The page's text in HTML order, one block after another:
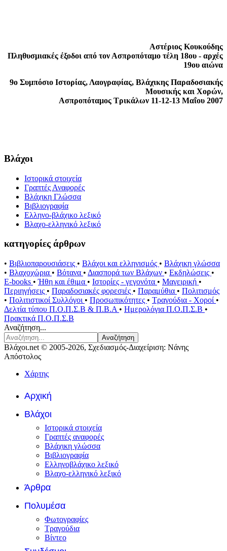
Αστέριος Κουκούδης
Πληθυσμιακές έξοδοι από τον Ασπροπόταμο τέλη 18ου - αρχές
19ου αιώνα
9ο Συμπόσιο Ιστορίας, Λαογραφίας, Βλάχικης Παραδοσιακής
Μουσικής και Χορών,
Ασπροπόταμος Τρικάλων 11-12-13 Μαΐου 2007
Βλάχοι
Ιστορικά στοιχεία
Γραπτές Αναφορές
Βλάχικη Γλώσσα
Βιβλιογραφία
Ελληνο-βλάχικο λεξικό
Βλαχο-ελληνικό λεξικό
κατηγορίες άρθρων
• Βιβλιοπαρουσιάσεις • Βλάχοι και ελληνισμός • Βλάχικη γλώσσα
• Βλαχοχώρια • Βότανα • Διασπορά των Βλάχων • Εκδηλώσεις •
E-books •Ήθη και έθιμα • Ιστορίες - γεγονότα • Μαγειρική •
Περιηγήσεις • Παραδοσιακές φορεσιές • Παραμύθια • Πολιτισμός
• Πολιτιστικοί Συλλόγοι • Προσωπικότητες • Τραγούδια - Χοροί •
Δελτία τύπου Π.Ο.Π.Σ.Β & Π.Β.Α • Ημερολόγια Π.Ο.Π.Σ.Β •
Πρακτικά Π.Ο.Π.Σ.Β
Αναζήτηση...
Αναζήτηση
Βλάχοι.net © 2005-2026, Σχεδιασμός-Διαχείριση: Νάνης
Απόστολος
Χάρτης
Αρχική
Βλάχοι
Ιστορικά στοιχεία
Γραπτές αναφορές
Βλάχικη γλώσσα
Βιβλιογραφία
Ελληνοβλάχικο λεξικό
Βλαχο-ελληνικό λεξικό
Άρθρα
Πολυμέσα
Φωτογραφίες
Τραγούδια
Βίντεο